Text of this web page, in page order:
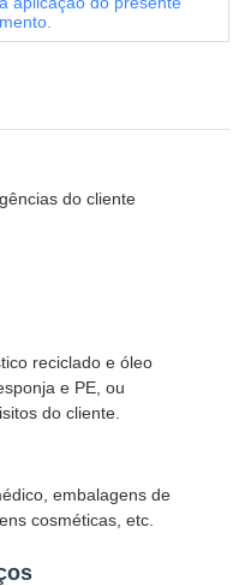
em breve!
do cliente
reciclado e óleo
e PE, ou
do cliente.
embalagens de
cosméticas, etc.